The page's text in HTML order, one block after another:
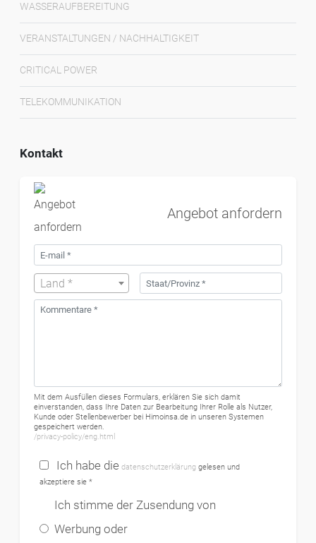
WASSERAUFBEREITUNG
VERANSTALTUNGEN / NACHHALTIGKEIT
CRITICAL POWER
TELEKOMMUNIKATION
Kontakt
Angebot anfordern
Land *
Mit dem Ausfüllen dieses Formulars, erklären Sie sich damit
einverstanden, dass Ihre Daten zur Bearbeitung Ihrer Rolle als Nutzer,
Kunde oder Stellenbewerber bei Himoinsa.de in unseren Systemen
gespeichert werden.
/privacy-policy/eng.html
Ich habe die datenschutzerklärung gelesen und
akzeptiere sie *
Ich stimme der Zusendung von
Werbung oder